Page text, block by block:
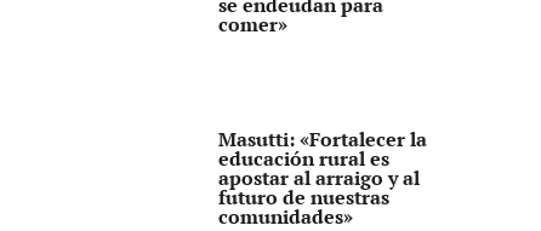
comer»
Masutti: «Fortalecer la
educación rural es
apostar al arraigo y al
futuro de nuestras
comunidades»